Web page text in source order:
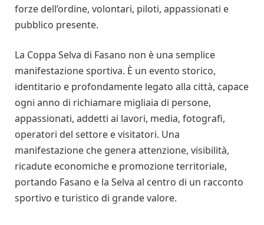
forze dell’ordine, volontari, piloti, appassionati e
pubblico presente.
La Coppa Selva di Fasano non è una semplice
manifestazione sportiva. È un evento storico,
identitario e profondamente legato alla città, capace
ogni anno di richiamare migliaia di persone,
appassionati, addetti ai lavori, media, fotografi,
operatori del settore e visitatori. Una
manifestazione che genera attenzione, visibilità,
ricadute economiche e promozione territoriale,
portando Fasano e la Selva al centro di un racconto
sportivo e turistico di grande valore.